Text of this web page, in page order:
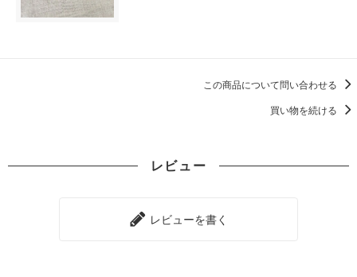
この商品について問い合わせる
買い物を続ける
レビュー
レビューを書く